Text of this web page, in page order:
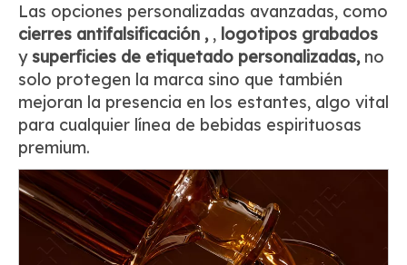
Las opciones personalizadas avanzadas, como
cierres antifalsificación , , logotipos grabados
y superficies de etiquetado personalizadas, no
solo protegen la marca sino que también
mejoran la presencia en los estantes, algo vital
para cualquier línea de bebidas espirituosas
premium.